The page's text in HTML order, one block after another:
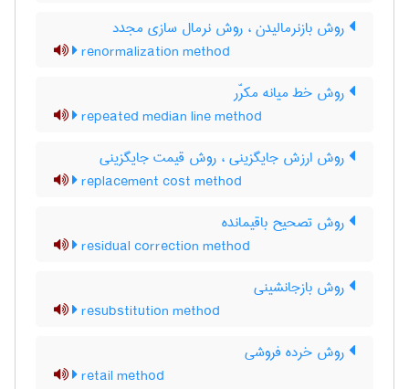
روش بازنرمالیدن ، روش نرمال سازی مجدد
renormalization method
روش خط میانه مکرّر
repeated median line method
روش ارزش جایگزینی ، روش قیمت جایگزینی
replacement cost method
روش تصحیح باقیمانده
residual correction method
روش بازجانشینی
resubstitution method
روش خرده فروشی
retail method